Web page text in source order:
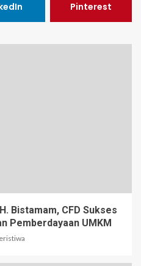
Pinterest
Bistamam, CFD Sukses
Pemberdayaan UMKM